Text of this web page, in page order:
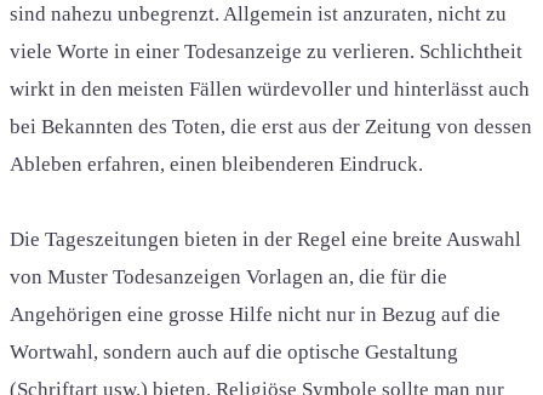
sind nahezu unbegrenzt. Allgemein ist anzuraten, nicht zu
viele Worte in einer Todesanzeige zu verlieren. Schlichtheit
wirkt in den meisten Fällen würdevoller und hinterlässt auch
bei Bekannten des Toten, die erst aus der Zeitung von dessen
Ableben erfahren, einen bleibenderen Eindruck.
Die Tageszeitungen bieten in der Regel eine breite Auswahl
von Muster Todesanzeigen Vorlagen an, die für die
Angehörigen eine grosse Hilfe nicht nur in Bezug auf die
Wortwahl, sondern auch auf die optische Gestaltung
(Schriftart usw.) bieten. Religiöse Symbole sollte man nur